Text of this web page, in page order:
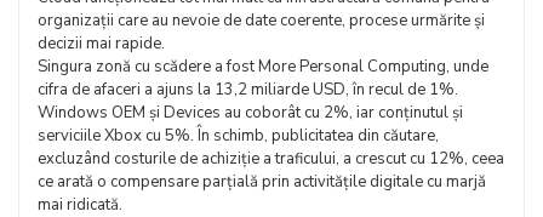
organizații care au nevoie de date coerente, procese urmărite și
decizii mai rapide.
Singura zonă cu scădere a fost More Personal Computing, unde
cifra de afaceri a ajuns la 13,2 miliarde USD, în recul de 1%.
Windows OEM și Devices au coborât cu 2%, iar conținutul și
serviciile Xbox cu 5%. În schimb, publicitatea din căutare,
excluzând costurile de achiziție a traficului, a crescut cu 12%, ceea
ce arată o compensare parțială prin activitățile digitale cu marjă
mai ridicată.